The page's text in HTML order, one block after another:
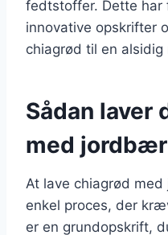
fedtstoffer. Dette
innovative opskrifter
chiagrød til en alsidig
Sådan laver
med
At lave chiagrød
enkel proces, der
er en grundopskrift,